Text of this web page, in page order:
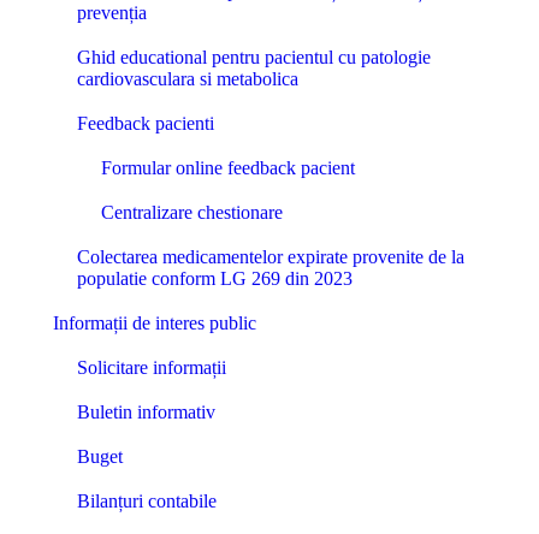
prevenția
Ghid educational pentru pacientul cu patologie
cardiovasculara si metabolica
Feedback pacienti
Formular online feedback pacient
Centralizare chestionare
Colectarea medicamentelor expirate provenite de la
populatie conform LG 269 din 2023
Informații de interes public
Solicitare informații
Buletin informativ
Buget
Bilanțuri contabile